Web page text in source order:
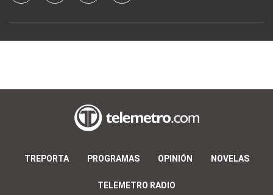
TREPORTA PROGRAMAS OPINIÓN NOVELAS
TELEMETRO RADIO